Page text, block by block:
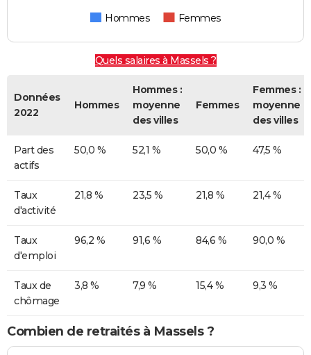
Hommes Femmes
Quels salaires à Massels ?
Données
2022
Hommes
Hommes :
moyenne
des villes
Femmes
Femmes :
moyenne
des villes
Part des
actifs
50,0 % 52,1 % 50,0 % 47,5 %
Taux
d'activité
21,8 % 23,5 % 21,8 % 21,4 %
Taux
d'emploi
96,2 % 91,6 % 84,6 % 90,0 %
Taux de
chômage
3,8 % 7,9 % 15,4 % 9,3 %
Combien de retraités à Massels ?